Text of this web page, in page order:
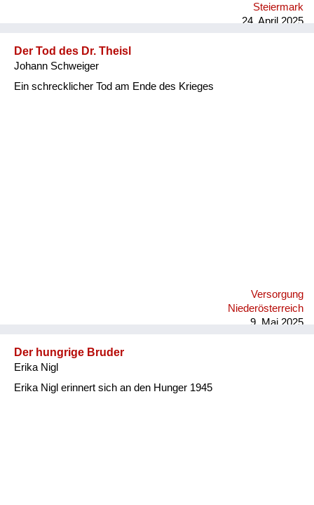
Steiermark
24. April 2025
Der Tod des Dr. Theisl
Johann Schweiger
Ein schrecklicher Tod am Ende des Krieges
Versorgung
Niederösterreich
9. Mai 2025
Der hungrige Bruder
Erika Nigl
Erika Nigl erinnert sich an den Hunger 1945